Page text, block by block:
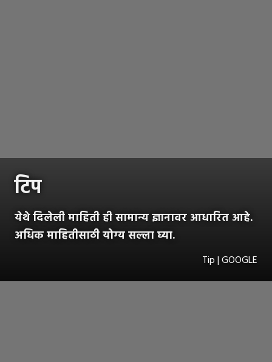
टिप
येथे दिलेली माहिती ही सामान्य ज्ञानावर आधारित आहे.
अधिक माहितीसाठी योग्य सल्ला घ्या.
Tip | GOOGLE